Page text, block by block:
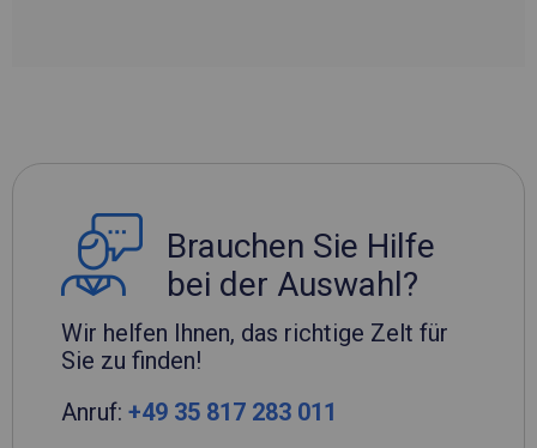
Brauchen Sie Hilfe
bei der Auswahl?
Wir helfen Ihnen, das richtige Zelt für
Sie zu finden!
Anruf: +49 35 817 283 011